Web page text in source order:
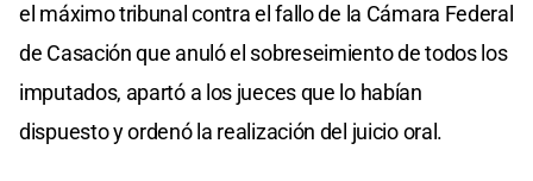
el máximo tribunal contra el fallo de la Cámara Federal
de Casación que anuló el sobreseimiento de todos los
imputados, apartó a los jueces que lo habían
dispuesto y ordenó la realización del juicio oral.